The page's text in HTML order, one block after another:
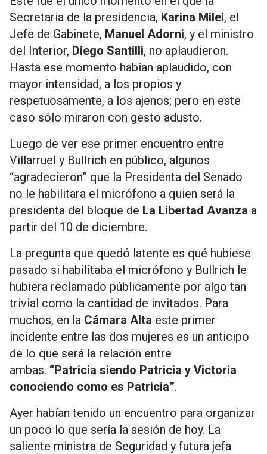
Secretaria de la presidencia, Karina Milei, el
Jefe de Gabinete, Manuel Adorni, y el ministro
del Interior, Diego Santilli, no aplaudieron.
Hasta ese momento habían aplaudido, con
mayor intensidad, a los propios y
respetuosamente, a los ajenos; pero en este
caso sólo miraron con gesto adusto.
Luego de ver ese primer encuentro entre
Villarruel y Bullrich en público, algunos
“agradecieron” que la Presidenta del Senado
no le habilitara el micrófono a quien será la
presidenta del bloque de La Libertad Avanza a
partir del 10 de diciembre.
La pregunta que quedó latente es qué hubiese
pasado si habilitaba el micrófono y Bullrich le
hubiera reclamado públicamente por algo tan
trivial como la cantidad de invitados. Para
muchos, en la Cámara Alta este primer
incidente entre las dos mujeres es un anticipo
de lo que será la relación entre
ambas. “Patricia siendo Patricia y Victoria
conociendo como es Patricia”.
Ayer habían tenido un encuentro para organizar
un poco lo que sería la sesión de hoy. La
saliente ministra de Seguridad y futura jefa